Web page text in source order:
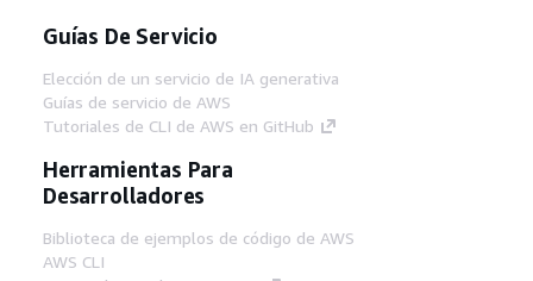
Guías De Servicio
Elección de un servicio de IA generativa
Guías de servicio de AWS
Tutoriales de CLI de AWS en GitHub
Herramientas Para
Desarrolladores
Biblioteca de ejemplos de código de AWS
AWS CLI